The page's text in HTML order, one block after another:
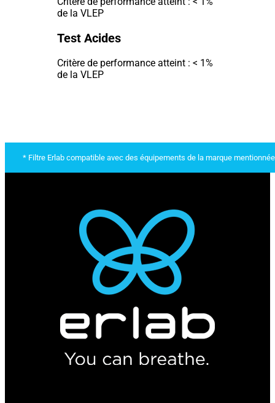
de la VLEP
Test Acides
Critère de performance atteint : < 1%
de la VLEP
* Filtre Erlab compatible avec des équipements de la marque